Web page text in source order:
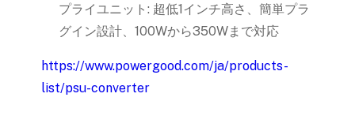
プライユニット: 超低1インチ高さ、簡単プラ
グイン設計、100Wから350Wまで対応
https://www.powergood.com/ja/products-
list/psu-converter